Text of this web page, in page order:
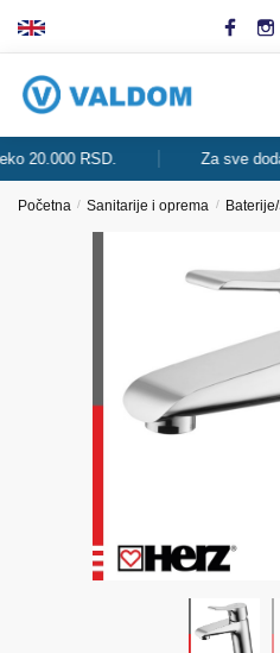
RSD. Za sve
Početna / Sanitarije i oprema /